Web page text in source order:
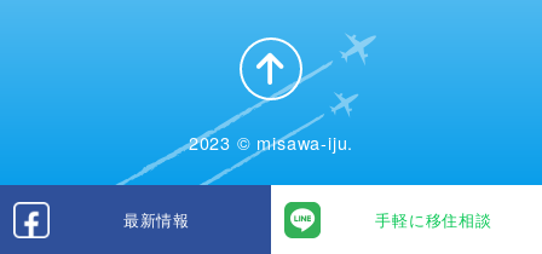
最新情報 手軽に移住相談
2023 © misawa-iju.